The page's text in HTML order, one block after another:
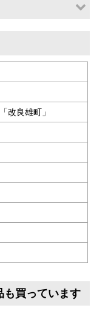
改良雄町」
も買っています